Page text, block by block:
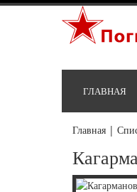
ГЛАВНАЯ
Главная |